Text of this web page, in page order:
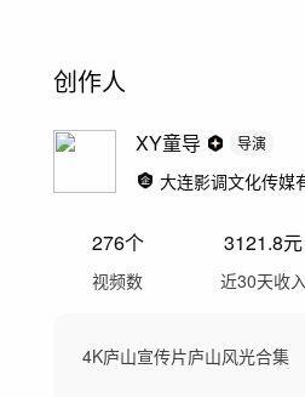
创作人
XY童导 导演
大连影调文化传媒
276个
视频数
3121.8元
近30天收入
4K庐山宣传片庐山风光合集